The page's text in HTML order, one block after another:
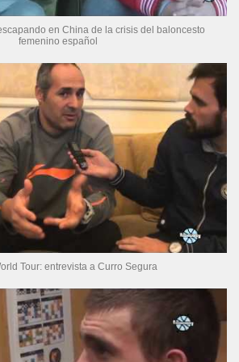
en China de la crisis del baloncesto
femenino español
Tour: entrevista a Curro Segura